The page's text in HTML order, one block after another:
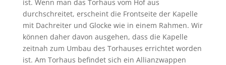
ist. Wenn man das Torhaus vom Hof aus
durchschreitet, erscheint die Frontseite der Kapelle
mit Dachreiter und Glocke wie in einem Rahmen. Wir
können daher davon ausgehen, dass die Kapelle
zeitnah zum Umbau des Torhauses errichtet worden
ist. Am Torhaus befindet sich ein Allianzwappen